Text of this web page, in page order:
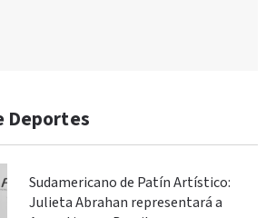
Deportes
Sudamericano de Patín Artístico:
Julieta Abrahan representará a